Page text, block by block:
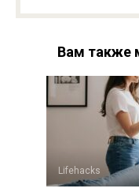
Вам также
Lifehacks